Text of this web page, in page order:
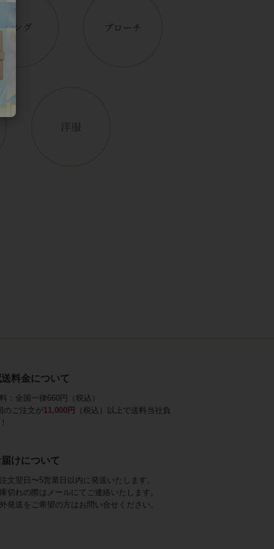
料金について
：全国一律660円（税込）
のご注文が11,000円
（税込）以上で送料当社負
けについて
文翌日〜5営業日以内に発送いたします。
切れの際はメールにてご連絡いたします。
発送をご希望の方はお問い合せください。